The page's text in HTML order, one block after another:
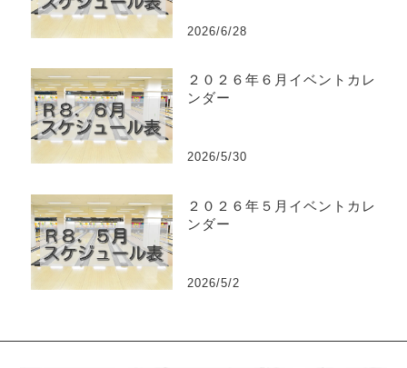
2026/6/28
２０２６年６月イベントカレ
ンダー
2026/5/30
２０２６年５月イベントカレ
ンダー
2026/5/2